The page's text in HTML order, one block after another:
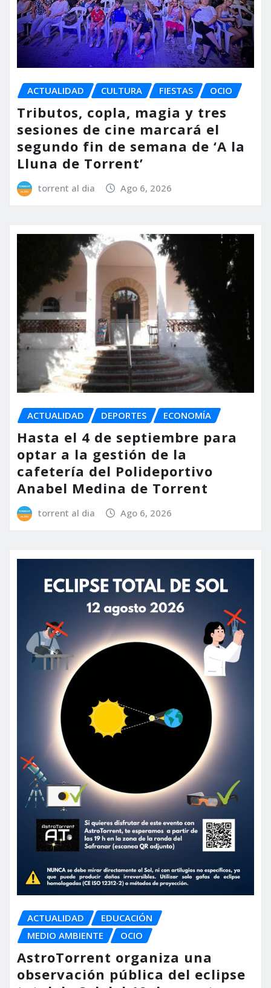
ACTUALIDAD CULTURA FIESTAS OCIO
Tributos, copla, magia y tres
sesiones de cine marcará el
segundo fin de semana de ‘A la
Lluna de Torrent’
torrent al dia Ago 6, 2026
ACTUALIDAD DEPORTES ECONOMÍA
Hasta el 4 de septiembre para
optar a la gestión de la
cafetería del Polideportivo
Anabel Medina de Torrent
torrent al dia Ago 6, 2026
ACTUALIDAD
EDUCACIÓN
MEDIO AMBIENTE
OCIO
AstroTorrent organiza una
observación pública del eclipse